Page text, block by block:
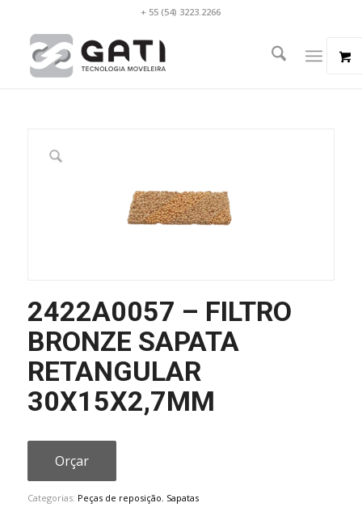
+ 55 (54) 3223.2266
2422A0057 – FILTRO
BRONZE SAPATA
RETANGULAR
30X15X2,7MM
Orçar
Categorias: Peças de reposição, Sapatas